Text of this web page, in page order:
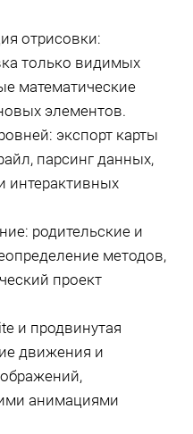
отрисовки:
только видимых
математические
элементов.
экспорт карты
парсинг данных,
интерактивных
родительские и
методов,
проект
и продвинутая
движения и
анимациями